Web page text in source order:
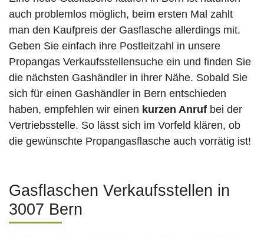
auch problemlos möglich, beim ersten Mal zahlt
man den Kaufpreis der Gasflasche allerdings mit.
Geben Sie einfach ihre Postleitzahl in unsere
Propangas Verkaufsstellensuche ein und finden Sie
die nächsten Gashändler in ihrer Nähe. Sobald Sie
sich für einen Gashändler in Bern entschieden
haben, empfehlen wir einen kurzen Anruf bei der
Vertriebsstelle. So lässt sich im Vorfeld klären, ob
die gewünschte Propangasflasche auch vorrätig ist!
Gasflaschen Verkaufsstellen in
3007 Bern